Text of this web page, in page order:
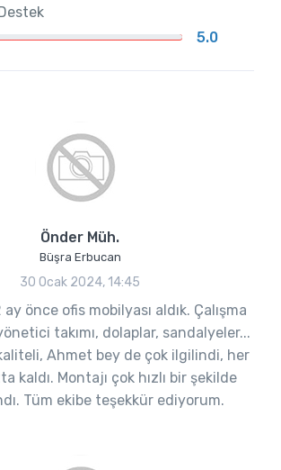
5.0
Önder Müh.
Büşra Erbucan
30 Ocak 2024, 14:45
önce ofis mobilyası aldık. Çalışma
takımı, dolaplar, sandalyeler...
Ahmet bey de çok ilgilindi, her
kaldı. Montajı çok hızlı bir şekilde
Tüm ekibe teşekkür ediyorum.